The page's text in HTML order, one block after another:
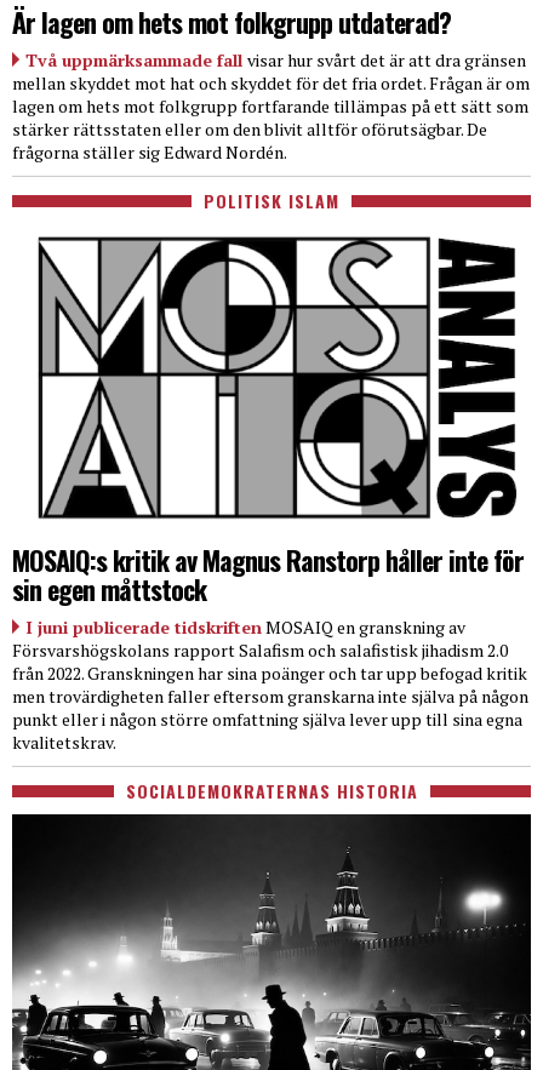
Är lagen om hets mot folkgrupp utdaterad?
Två uppmärksammade fall visar hur svårt det är att dra gränsen
mellan skyddet mot hat och skyddet för det fria ordet. Frågan är om
lagen om hets mot folkgrupp fortfarande tillämpas på ett sätt som
stärker rättsstaten eller om den blivit alltför oförutsägbar. De
frågorna ställer sig Edward Nordén.
POLITISK ISLAM
MOSAIQ:s kritik av Magnus Ranstorp håller inte för
sin egen måttstock
I juni publicerade tidskriftenMOSAIQ en granskning av
Försvarshögskolans rapport Salafism och salafistisk jihadism 2.0
från 2022. Granskningen har sina poänger och tar upp befogad kritik
men trovärdigheten faller eftersom granskarna inte själva på någon
punkt eller i någon större omfattning själva lever upp till sina egna
kvalitetskrav.
SOCIALDEMOKRATERNAS HISTORIA